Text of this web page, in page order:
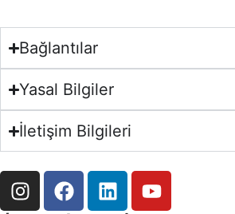
Bağlantılar
Yasal Bilgiler
İletişim Bilgileri